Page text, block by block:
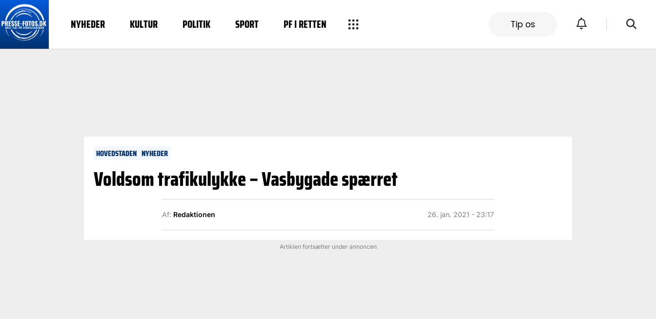
NYHEDER KULTUR POLITIK SPORT PF I RETTEN Tip os
HOVEDSTADEN NYHEDER
Voldsom trafikulykke – Vasbygade spærret
Af: Redaktionen 26. jan. 2021 - 23:17
Artiklen fortsætter under annoncen